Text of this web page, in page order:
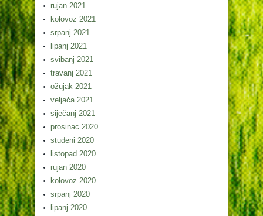
rujan 2021
kolovoz 2021
srpanj 2021
lipanj 2021
svibanj 2021
travanj 2021
ožujak 2021
veljača 2021
siječanj 2021
prosinac 2020
studeni 2020
listopad 2020
rujan 2020
kolovoz 2020
srpanj 2020
lipanj 2020